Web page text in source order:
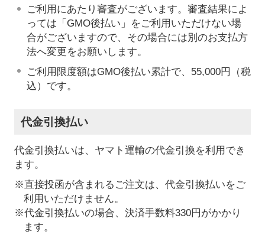
ご利用にあたり審査がございます。審査結果によ
っては「GMO後払い」をご利用いただけない場
合がございますので、その場合には別のお支払方
法へ変更をお願いします。
ご利用限度額はGMO後払い累計で、55,000円（税
込）です。
代金引換払い
代金引換払いは、ヤマト運輸の代金引換を利用でき
ます。
※直接投函が含まれるご注文は、代金引換払いをご
利用いただけません。
※代金引換払いの場合、決済手数料330円がかかり
ます。